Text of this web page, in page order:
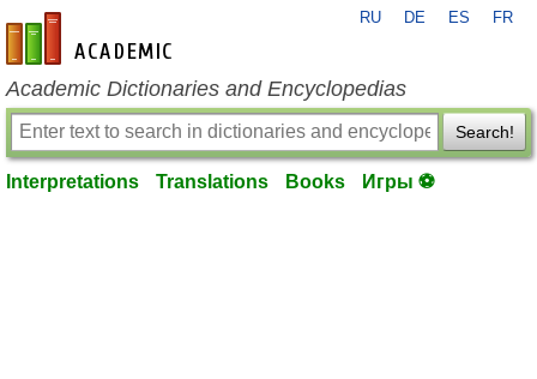
en-academic.com
RU DE ES FR
Academic Dictionaries and Encyclopedias
Search!
Interpretations Translations Books Игры ⚽